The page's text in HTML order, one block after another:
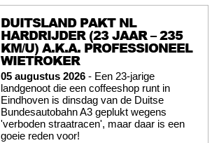
DUITSLAND PAKT NL
HARDRIJDER (23 JAAR – 235
KM/U) A.K.A. PROFESSIONEEL
WIETROKER
05 augustus 2026 - Een 23-jarige
landgenoot die een coffeeshop runt in
Eindhoven is dinsdag van de Duitse
Bundesautobahn A3 geplukt wegens
'verboden straatracen', maar daar is een
goeie reden voor!